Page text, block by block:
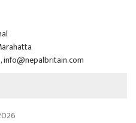
,info@nepalbritain.com